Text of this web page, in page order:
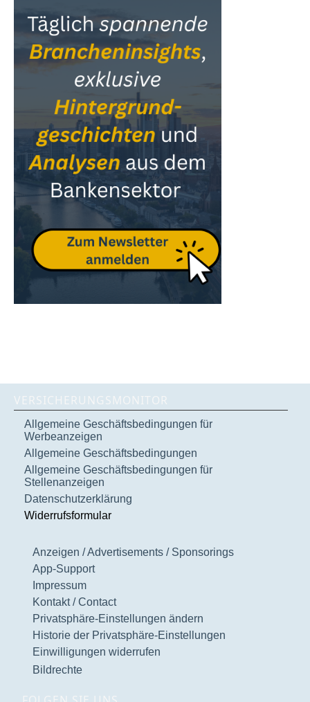
VERSICHERUNGSMONITOR
Allgemeine Geschäftsbedingungen für
Werbeanzeigen
Allgemeine Geschäftsbedingungen
Allgemeine Geschäftsbedingungen für
Stellenanzeigen
Datenschutzerklärung
Widerrufsformular
Anzeigen / Advertisements / Sponsorings
App-Support
Impressum
Kontakt / Contact
Privatsphäre-Einstellungen ändern
Historie der Privatsphäre-Einstellungen
Einwilligungen widerrufen
Bildrechte